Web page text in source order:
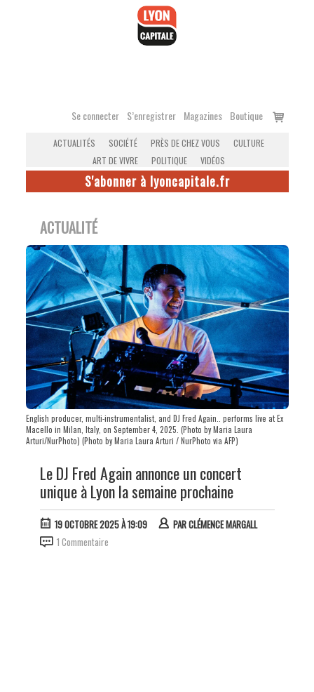
Se connecter S’enregistrer Magazines Boutique
Voir
ACTUALITÉS SOCIÉTÉ PRÈS DE CHEZ VOUS
CULTURE
ART DE VIVRE
POLITIQUE VIDÉOS
S'abonner à lyoncapitale.fr
ACTUALITÉ
English producer, multi-instrumentalist, and DJ Fred Again.. performs live at Ex
Macello in Milan, Italy, on September 4, 2025. (Photo by Maria Laura
Arturi/NurPhoto) (Photo by Maria Laura Arturi / NurPhoto via AFP)
Le DJ Fred Again annonce un concert
unique à Lyon la semaine prochaine
19 OCTOBRE 2025 À 19:09 PARCLÉMENCE MARGALL
1 Commentaire